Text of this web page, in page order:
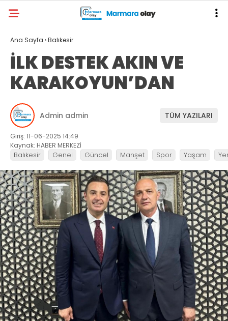
Ana Sayfa ›Balıkesir
İLK DESTEK AKIN VE
KARAKOYUN’DAN
Admin admin TÜM YAZILARI
Giriş: 11-06-2025 14:49
Kaynak: HABER MERKEZİ
Balıkesir Genel Güncel Manşet Spor Yaşam